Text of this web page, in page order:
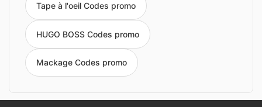
Tape à l'oeil Codes promo
HUGO BOSS Codes promo
Mackage Codes promo